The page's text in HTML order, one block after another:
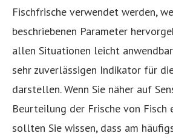
Fischfrische verwendet werden,
beschriebenen Parameter
allen Situationen leicht
sehr zuverlässigen Indikator für
darstellen. Wenn Sie näher auf
Beurteilung der Frische von Fisch
sollten Sie wissen, dass am